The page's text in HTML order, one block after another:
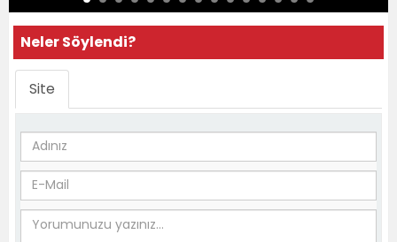
Neler Söylendi?
Site